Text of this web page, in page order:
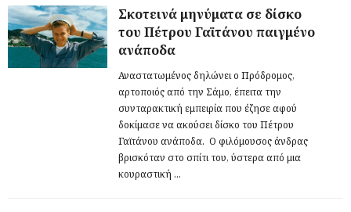
Σκοτεινά μηνύματα σε δίσκο
του Πέτρου Γαϊτάνου παιγμένο
ανάποδα
Αναστατωμένος δηλώνει ο Πρόδρομος,
αρτοποιός από την Σάμο, έπειτα την
συνταρακτική εμπειρία που έζησε αφού
δοκίμασε να ακούσει δίσκο του Πέτρου
Γαϊτάνου ανάποδα. Ο φιλόμουσος άνδρας
βρισκόταν στο σπίτι του, ύστερα από μια
κουραστική ...